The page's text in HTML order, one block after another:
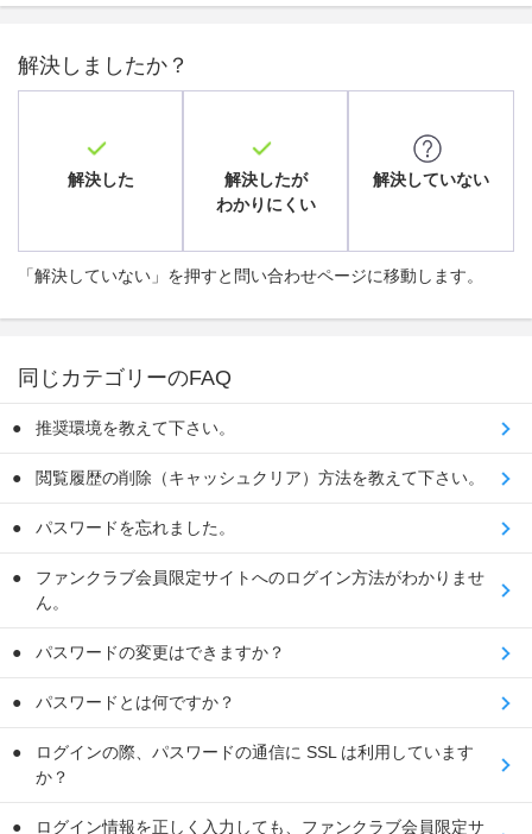
解決しましたか？
解決した
解決したが
わかりにくい
解決していない
「解決していない」を押すと問い合わせページに移動します。
同じカテゴリーのFAQ
推奨環境を教えて下さい。
閲覧履歴の削除（キャッシュクリア）方法を教えて下さい。
パスワードを忘れました。
ファンクラブ会員限定サイトへのログイン方法がわかりませ
ん。
パスワードの変更はできますか？
パスワードとは何ですか？
ログインの際、パスワードの通信に SSL は利用しています
か？
ログイン情報を正しく入力しても、ファンクラブ会員限定サ